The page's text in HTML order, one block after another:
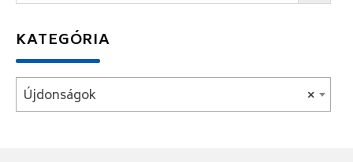
KATEGÓRIA
×
Újdonságok